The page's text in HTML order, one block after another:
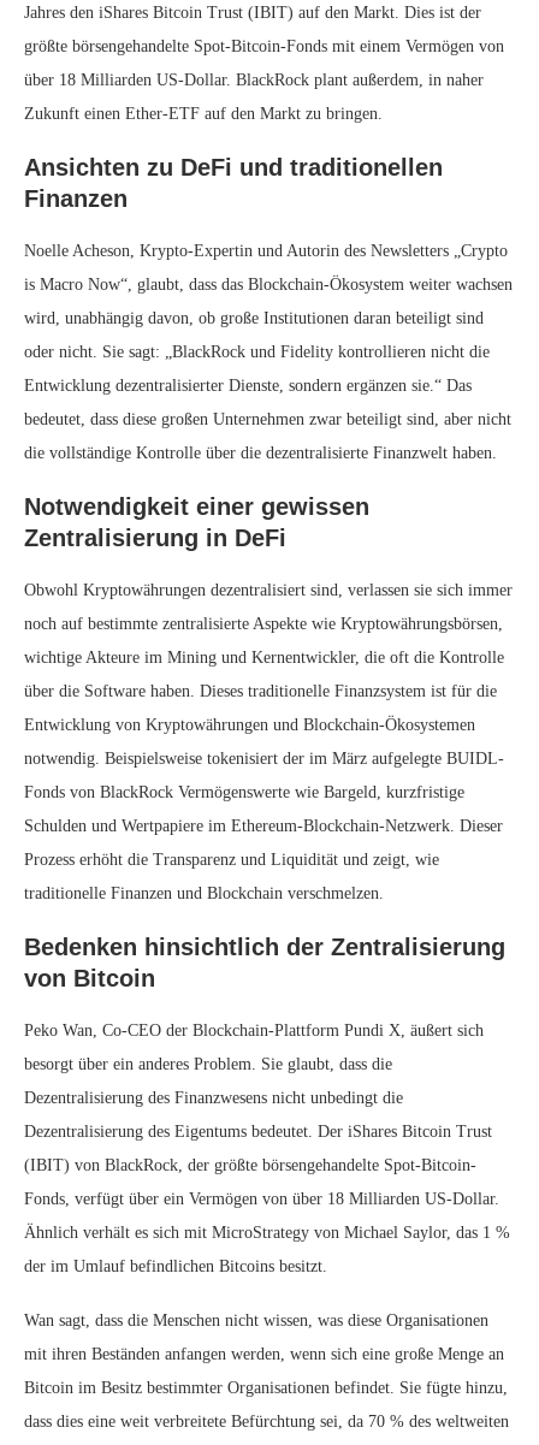
Jahres den iShares Bitcoin Trust (IBIT) auf den Markt. Dies ist der
größte börsengehandelte Spot-Bitcoin-Fonds mit einem Vermögen von
über 18 Milliarden US-Dollar. BlackRock plant außerdem, in naher
Zukunft einen Ether-ETF auf den Markt zu bringen.
Ansichten zu DeFi und traditionellen
Finanzen
Noelle Acheson, Krypto-Expertin und Autorin des Newsletters „Crypto
is Macro Now“, glaubt, dass das Blockchain-Ökosystem weiter wachsen
wird, unabhängig davon, ob große Institutionen daran beteiligt sind
oder nicht. Sie sagt: „BlackRock und Fidelity kontrollieren nicht die
Entwicklung dezentralisierter Dienste, sondern ergänzen sie.“ Das
bedeutet, dass diese großen Unternehmen zwar beteiligt sind, aber nicht
die vollständige Kontrolle über die dezentralisierte Finanzwelt haben.
Notwendigkeit einer gewissen
Zentralisierung in DeFi
Obwohl Kryptowährungen dezentralisiert sind, verlassen sie sich immer
noch auf bestimmte zentralisierte Aspekte wie Kryptowährungsbörsen,
wichtige Akteure im Mining und Kernentwickler, die oft die Kontrolle
über die Software haben. Dieses traditionelle Finanzsystem ist für die
Entwicklung von Kryptowährungen und Blockchain-Ökosystemen
notwendig. Beispielsweise tokenisiert der im März aufgelegte BUIDL-
Fonds von BlackRock Vermögenswerte wie Bargeld, kurzfristige
Schulden und Wertpapiere im Ethereum-Blockchain-Netzwerk. Dieser
Prozess erhöht die Transparenz und Liquidität und zeigt, wie
traditionelle Finanzen und Blockchain verschmelzen.
Bedenken hinsichtlich der Zentralisierung
von Bitcoin
Peko Wan, Co-CEO der Blockchain-Plattform Pundi X, äußert sich
besorgt über ein anderes Problem. Sie glaubt, dass die
Dezentralisierung des Finanzwesens nicht unbedingt die
Dezentralisierung des Eigentums bedeutet. Der iShares Bitcoin Trust
(IBIT) von BlackRock, der größte börsengehandelte Spot-Bitcoin-
Fonds, verfügt über ein Vermögen von über 18 Milliarden US-Dollar.
Ähnlich verhält es sich mit MicroStrategy von Michael Saylor, das 1 %
der im Umlauf befindlichen Bitcoins besitzt.
Wan sagt, dass die Menschen nicht wissen, was diese Organisationen
mit ihren Beständen anfangen werden, wenn sich eine große Menge an
Bitcoin im Besitz bestimmter Organisationen befindet. Sie fügte hinzu,
dass dies eine weit verbreitete Befürchtung sei, da 70 % des weltweiten